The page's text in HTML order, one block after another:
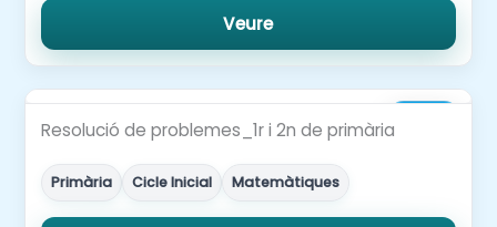
Veure
Resolució de problemes_1r i 2n de primària
Primària Cicle Inicial Matemàtiques